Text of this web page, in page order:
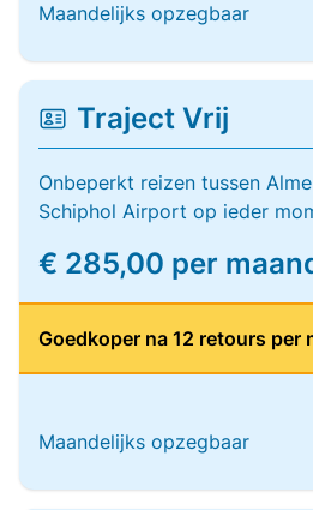
Maandelijks opzegbaar
Traject Vrij
Onbeperkt reizen tussen
Schiphol Airport op ieder
€ 285,00 per
Goedkoper na 12 retours per
Maandelijks opzegbaar